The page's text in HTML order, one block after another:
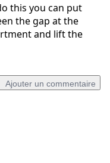
this you can put
the gap at the
and lift the
Ajouter un commentaire